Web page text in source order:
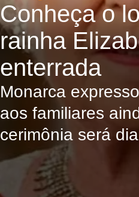
Conheça o
rainha
enterrada
Monarca
aos familiares
cerimônia será